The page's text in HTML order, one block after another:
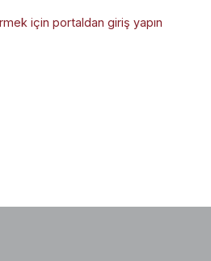
için portaldan giriş yapın